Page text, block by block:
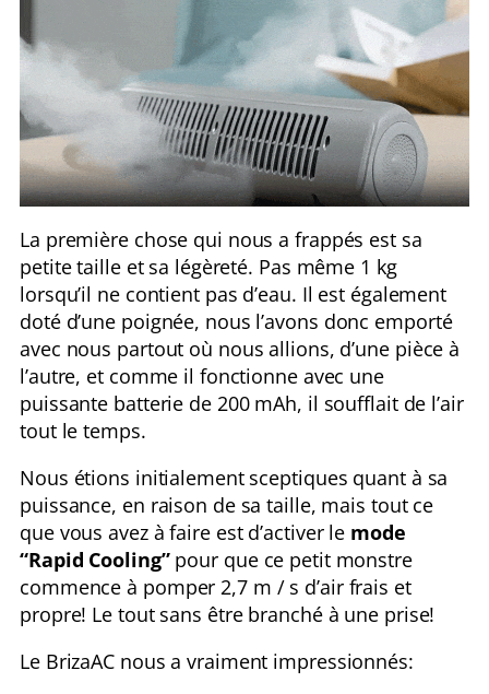
La première chose qui nous a frappés est sa
petite taille et sa légèreté. Pas même 1 kg
lorsqu’il ne contient pas d’eau. Il est également
doté d’une poignée, nous l’avons donc emporté
avec nous partout où nous allions, d’une pièce à
l’autre, et comme il fonctionne avec une
puissante batterie de 200 mAh, il soufflait de l’air
tout le temps.
Nous étions initialement sceptiques quant à sa
puissance, en raison de sa taille, mais tout ce
que vous avez à faire est d’activer le mode
“Rapid Cooling”pour que ce petit monstre
commence à pomper 2,7 m / s d’air frais et
propre! Le tout sans être branché à une prise!
Le BrizaAC nous a vraiment impressionnés: